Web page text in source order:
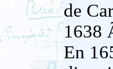
de
1638
En